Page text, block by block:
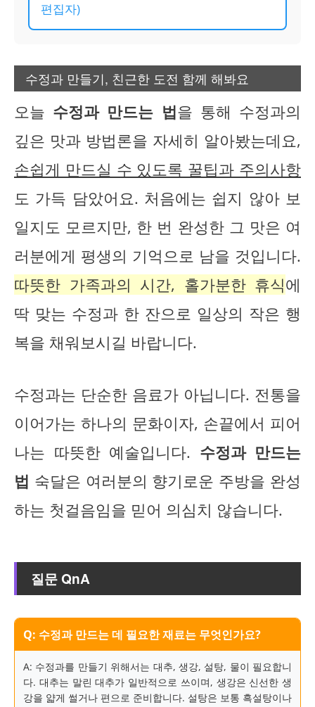
편집자)
수정과 만들기, 친근한 도전 함께 해봐요
오늘 수정과 만드는 법을 통해 수정과의
깊은 맛과 방법론을 자세히 알아봤는데요,
손쉽게 만드실 수 있도록 꿀팁과 주의사항
도 가득 담았어요. 처음에는 쉽지 않아 보
일지도 모르지만, 한 번 완성한 그 맛은 여
러분에게 평생의 기억으로 남을 것입니다.
따뜻한 가족과의 시간, 홀가분한 휴식에
딱 맞는 수정과 한 잔으로 일상의 작은 행
복을 채워보시길 바랍니다.
수정과는 단순한 음료가 아닙니다. 전통을
이어가는 하나의 문화이자, 손끝에서 피어
나는 따뜻한 예술입니다. 수정과 만드는
법 숙달은 여러분의 향기로운 주방을 완성
하는 첫걸음임을 믿어 의심치 않습니다.
질문 QnA
Q: 수정과 만드는 데 필요한 재료는 무엇인가요?
A: 수정과를 만들기 위해서는 대추, 생강, 설탕, 물이 필요합니
다. 대추는 말린 대추가 일반적으로 쓰이며, 생강은 신선한 생
강을 얇게 썰거나 편으로 준비합니다. 설탕은 보통 흑설탕이나